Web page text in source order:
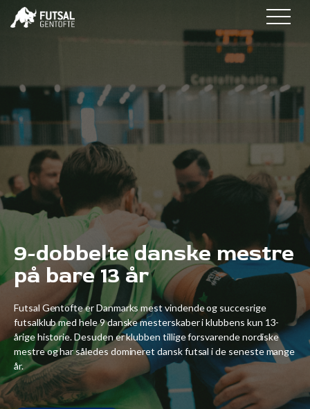
9-dobbelte danske mestre
på bare 13 år
Futsal Gentofte er Danmarks mest vindende og succesrige
futsalklub med hele 9 danske mesterskaber i klubbens kun 13-
årige historie. Desuden er klubben tillige forsvarende nordiske
mestre og har således domineret dansk futsal i de seneste mange
år.